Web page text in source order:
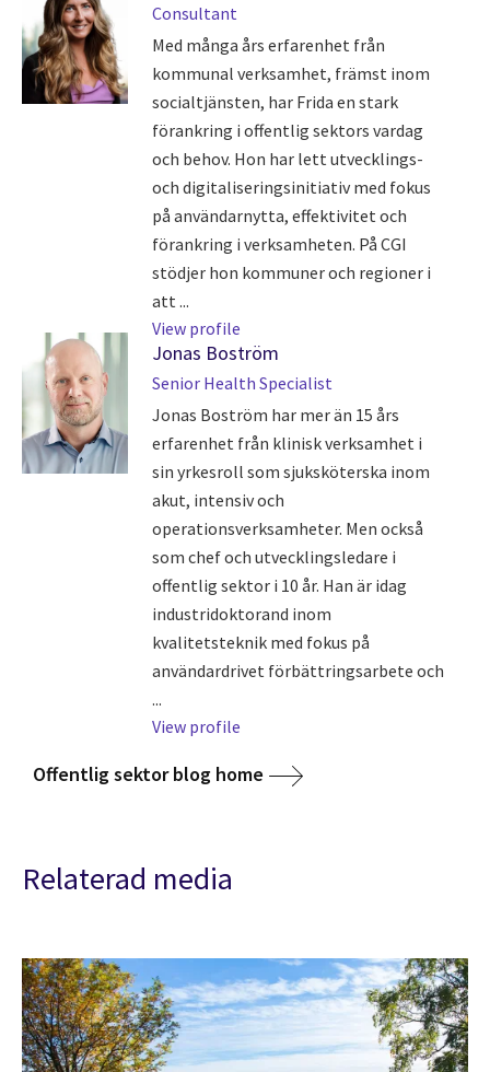
Consultant
Med många års erfarenhet från
kommunal verksamhet, främst inom
socialtjänsten, har Frida en stark
förankring i offentlig sektors vardag
och behov. Hon har lett utvecklings-
och digitaliseringsinitiativ med fokus
på användarnytta, effektivitet och
förankring i verksamheten. På CGI
stödjer hon kommuner och regioner i
att ...
View profile
Jonas Boström
Senior Health Specialist
Jonas Boström har mer än 15 års
erfarenhet från klinisk verksamhet i
sin yrkesroll som sjuksköterska inom
akut, intensiv och
operationsverksamheter. Men också
som chef och utvecklingsledare i
offentlig sektor i 10 år. Han är idag
industridoktorand inom
kvalitetsteknik med fokus på
användardrivet förbättringsarbete och
...
View profile
Offentlig sektor blog home
Relaterad media